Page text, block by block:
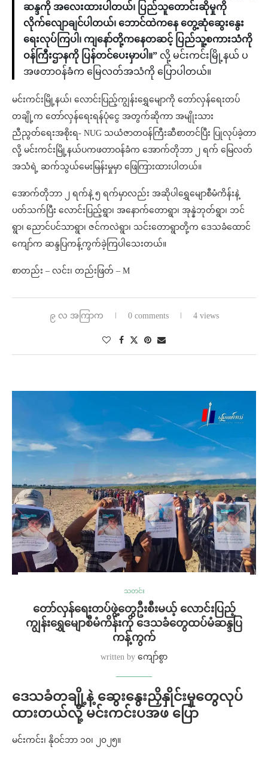
ဆန္ဒကို အလေးထားပါတယ်၊ ပြည်သူတောင်းဆိုမှုကို
လိုက်လျောချင်ပါတယ်၊ ဘောင်ထဲကနေ တွေ့ဆုံဆွေးနွေး
ရေးလုပ်ကြပါ၊ ကျနော်တို့ကနေတဆင့် ပြည်သူ့စကားသံကို
ဝန်ကြီးဌာနကို ပြန်တင်ပေးမှာပါ။” လို့ မင်းကင်းမြို့နယ် ပ
အဖတာဝန်ခံက မြေလတ်အသံကို ပြောပါတယ်။
မင်းကင်းမြို့နယ်၊ လောင်းပြည့်ကျွန်းရွှေမျောကို တော်လှန်ရေးတပ်
တချို့က တော်လှန်ရေးရန်ပုံငွေ အတွက်ဆိုကာ အမျိုးသား
ညီညွတ်ရေးအစိုးရ- NUG သယံဇာတဝန်ကြီးဆီစာတင်ပြီး ပြုလုပ်ခဲ့တာ
လို့ မင်းကင်းမြို့နယ်ပကဖတာဝန်ခံက အောက်တိုဘာ ၂ ရက် မြေလတ်
အသံရဲ့ ဆက်သွယ်မေးမြန်းမှုမှာ ဖြေကြားထားပါတယ်။
အောက်တိုဘာ ၂ ရက်နဲ့ ၅ ရက်မှာလည်း အဆိုပါရွှေမျောစီမံကိန်းနဲ့
ပတ်သက်ပြီး လောင်းပြည့်ရွာ၊ အနောက်တောရွာ၊ အုန္နဲဘုတ်ရွာ၊ ဘင်
ရွာ၊ ညောင်ပင်သာရွာ၊ ဇင်ကလဲရွာ၊ သင်းတောရွာတို့က ဒေသခံထောင်
ကျော်က ဆန္ဒပြကန့်ကွက်ခဲ့ကြပါသေးတယ်။
စာတည်း – လင်း၊ တည်းဖြတ် – M
၉ လ အကြာက 0 comments 4 views
သတင်း
တော်လှန်ရေးတပ်ဖွဲ့တွေဦးစီးမယ့် လောင်းပြည့်
ကျွန်းရွှေမျောစီမံကိန်းကို ဒေသခံတွေထပ်မံဆန္ဒပြ
ကန့်ကွက်
written by ကျော်စွာ
ဒေသခံတချို့နဲ့ ဆွေးနွေးညှိနှိုင်းမှုတွေလုပ်
ထားတယ်လို့ မင်းကင်းပအဖ ပြော
မင်းကင်း၊ နိုဝင်ဘာ ၁၀၊ ၂၀၂၅။